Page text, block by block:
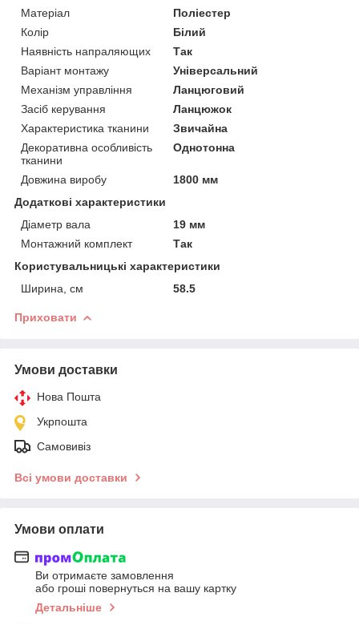
Матеріал
Поліестер
Колір
Білий
Наявність напраляющих
Так
Варіант монтажу
Універсальний
Механізм управління
Ланцюговий
Засіб керування
Ланцюжок
Характеристика тканини
Звичайна
Декоративна особливість
тканини
Однотонна
Довжина виробу
1800 мм
Додаткові характеристики
Діаметр вала
19 мм
Монтажний комплект
Так
Користувальницькі характеристики
Ширина, см
58.5
Приховати
Умови доставки
Нова Пошта
Укрпошта
Самовивіз
Всі умови доставки
Умови оплати
Ви отримаєте замовлення
або гроші повернуться на вашу картку
Детальніше